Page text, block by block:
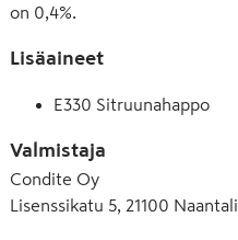
on 0,4%.
Lisäaineet
E330 Sitruunahappo
Valmistaja
Condite Oy
Lisenssikatu 5, 21100 Naantali